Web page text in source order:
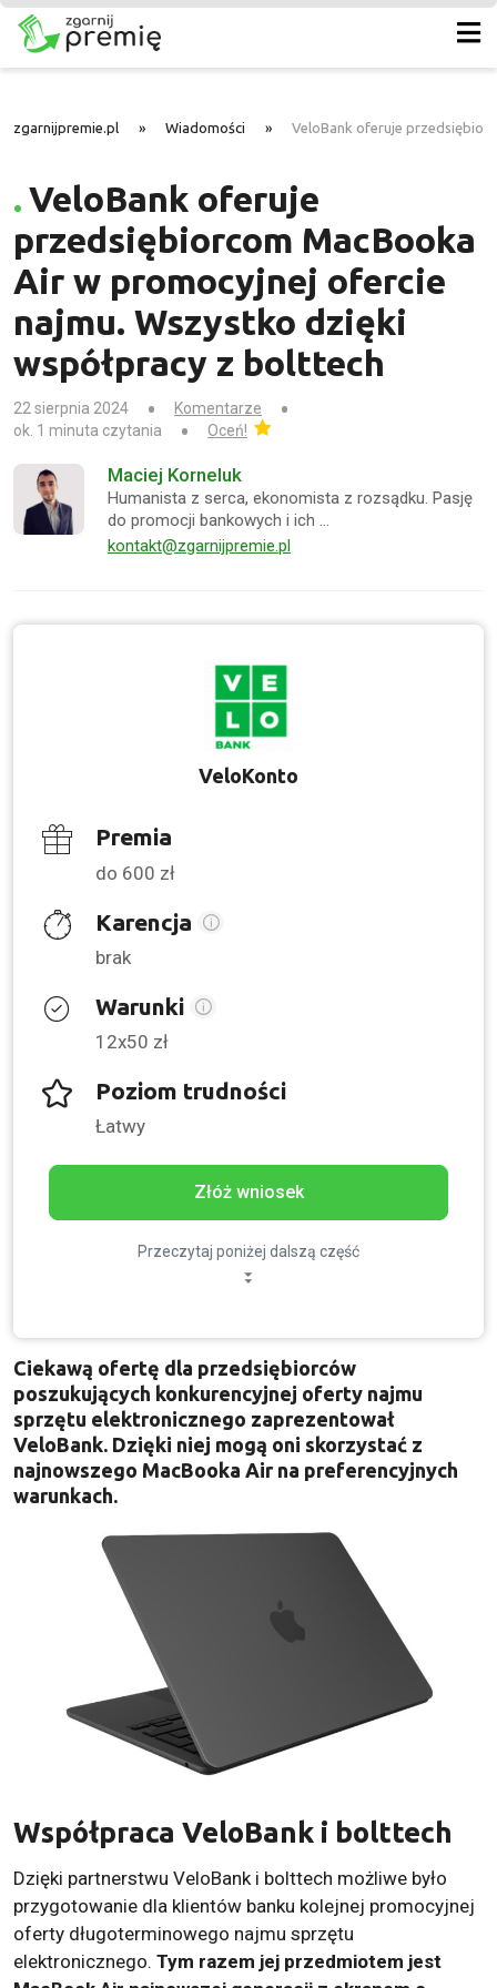
zgarnijpremie.pl » Wiadomości » VeloBank oferuje
VeloBank oferuje
przedsiębiorcom MacBooka
Air w promocyjnej ofercie
najmu. Wszystko dzięki
współpracy z bolttech
22 sierpnia 2024
Komentarze
ok. 1 minuta czytania
Oceń!
Maciej Korneluk
Humanista z serca, ekonomista z rozsądku. Pasję
do promocji bankowych i ich …
kontakt@zgarnijpremie.pl
VeloKonto
Premia
do 600 zł
Karencja
brak
Warunki
12x50 zł
Poziom trudności
Łatwy
Złóż wniosek
Przeczytaj poniżej dalszą część
Ciekawą ofertę dla przedsiębiorców
poszukujących konkurencyjnej oferty najmu
sprzętu elektronicznego zaprezentował
VeloBank. Dzięki niej mogą oni skorzystać z
najnowszego MacBooka Air na preferencyjnych
warunkach.
Współpraca VeloBank i bolttech
Dzięki partnerstwu VeloBank i bolttech możliwe było
przygotowanie dla klientów banku kolejnej promocyjnej
oferty długoterminowego najmu sprzętu
elektronicznego. Tym razem jej przedmiotem jest